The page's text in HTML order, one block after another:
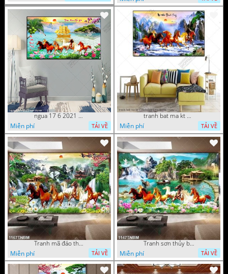
ngua 17 6 2021 van
Miễn phí
TẢI VỀ
tranh bat ma kt 175x110 8 1 ho
Miễn phí
TẢI VỀ
Tranh mã đáo thành công in uv file psd
Miễn phí
TẢI VỀ
Tranh sơn thủy bát mã decor tường in uv
Miễn phí
TẢI VỀ